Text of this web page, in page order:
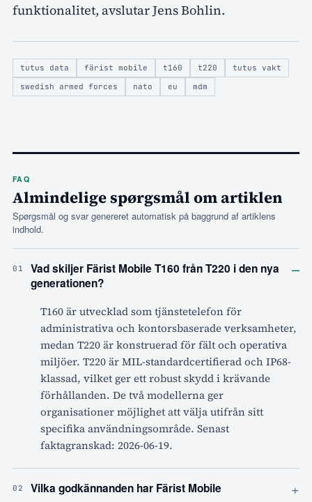
funktionalitet, avslutar Jens Bohlin.
tutus data färist mobile t160 t220
tutus vakt
swedish armed forces
nato eu mdm
FAQ
Almindelige spørgsmål om artiklen
Spørgsmål og svar genereret automatisk på baggrund af artiklens
indhold.
01
Vad skiljer Färist Mobile T160 från T220 i den nya
generationen?
–
T160 är utvecklad som tjänstetelefon för
administrativa och kontorsbaserade verksamheter,
medan T220 är konstruerad för fält och operativa
miljöer. T220 är MIL-standardcertifierad och IP68-
klassad, vilket ger ett robust skydd i krävande
förhållanden. De två modellerna ger
organisationer möjlighet att välja utifrån sitt
specifika användningsområde. Senast
faktagranskad: 2026-06-19.
02 Vilka godkännanden har Färist Mobile +